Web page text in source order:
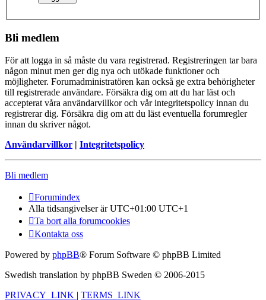
Bli medlem
För att logga in så måste du vara registrerad. Registreringen tar bara
någon minut men ger dig nya och utökade funktioner och
möjligheter. Forumadministratören kan också ge extra behörigheter
till registrerade användare. Försäkra dig om att du har läst och
accepterat våra användarvillkor och vår integritetspolicy innan du
registrerar dig. Försäkra dig om att du läst eventuella forumregler
innan du skriver något.
Användarvillkor | Integritetspolicy
Bli medlem
Forumindex
Alla tidsangivelser är UTC+01:00 UTC+1
Ta bort alla forumcookies
Kontakta oss
Powered by phpBB® Forum Software © phpBB Limited
Swedish translation by phpBB Sweden © 2006-2015
PRIVACY_LINK | TERMS_LINK